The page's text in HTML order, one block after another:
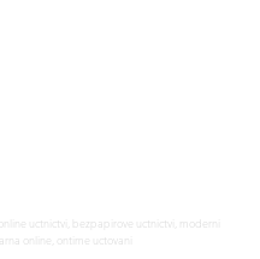
uctnictvi, bezpapirove uctnictvi, moderni
online, ontime uctovani